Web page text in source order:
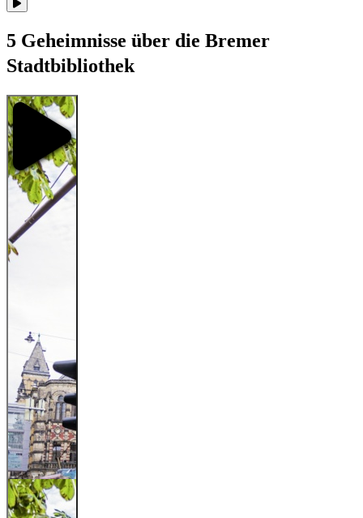
5 Geheimnisse über die Bremer
Stadtbibliothek